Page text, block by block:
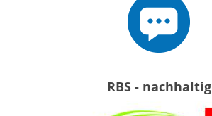
RBS - nachhaltig